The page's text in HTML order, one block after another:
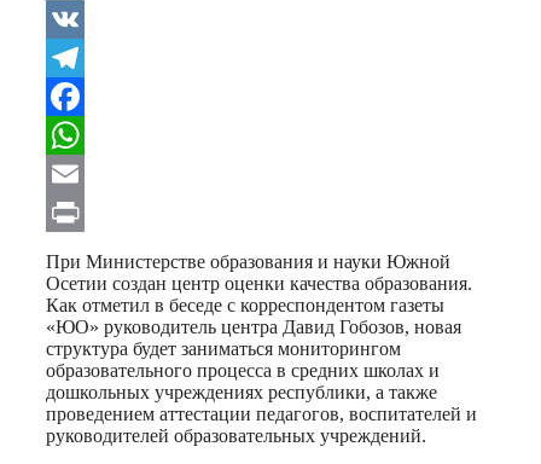
VK
Telegram
Facebook
WhatsApp
Email
Print
При Министерстве образования и науки Южной
Осетии создан центр оценки качества образования.
Как отметил в беседе с корреспондентом газеты
«ЮО» руководитель центра Давид Гобозов, новая
структура будет заниматься мониторингом
образовательного процесса в средних школах и
дошкольных учреждениях республики, а также
проведением аттестации педагогов, воспитателей и
руководителей образовательных учреждений.